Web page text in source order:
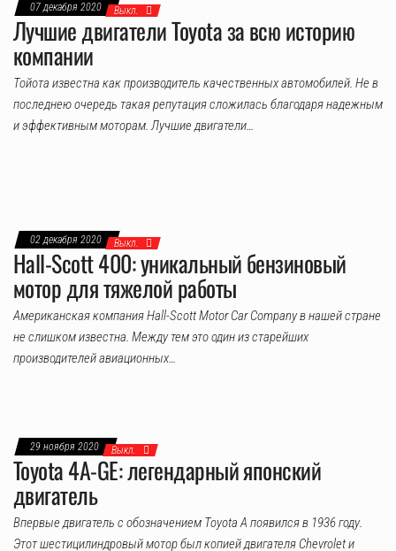
07 декабря 2020 Выкл.
Лучшие двигатели Toyota за всю историю
компании
Тойота известна как производитель качественных автомобилей. Не в
последнею очередь такая репутация сложилась благодаря надежным
и эффективным моторам. Лучшие двигатели…
02 декабря 2020 Выкл.
Hall-Scott 400: уникальный бензиновый
мотор для тяжелой работы
Американская компания Hall-Scott Motor Car Company в нашей стране
не слишком известна. Между тем это один из старейших
производителей авиационных…
29 ноября 2020 Выкл.
Toyota 4A-GE: легендарный японский
двигатель
Впервые двигатель с обозначением Toyota A появился в 1936 году.
Этот шестицилиндровый мотор был копией двигателя Chevrolet и